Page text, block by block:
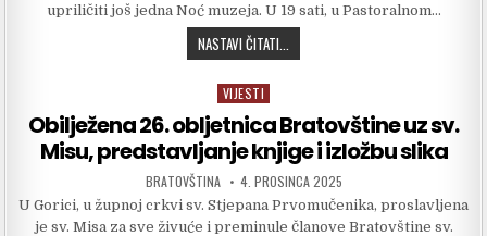
upriličiti još jedna Noć muzeja. U 19 sati, u Pastoralnom…
NASTAVI ČITATI...
Posted in
VIJESTI
Obilježena 26. obljetnica Bratovštine uz sv.
Misu, predstavljanje knjige i izložbu slika
AUTHOR:
BRATOVŠTINA PUBLISHED DATE:
4. PROSINCA 2025
U Gorici, u župnoj crkvi sv. Stjepana Prvomučenika, proslavljena
je sv. Misa za sve živuće i preminule članove Bratovštine sv.